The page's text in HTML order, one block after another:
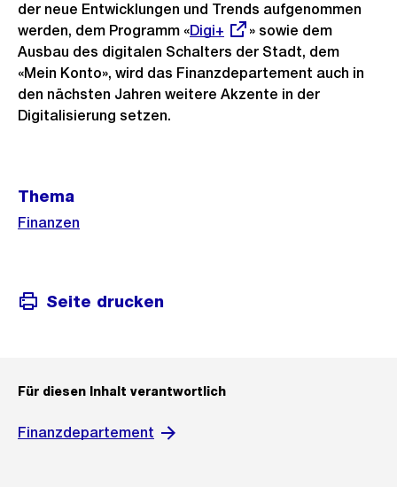
der neue Entwicklungen und Trends aufgenommen
werden, dem Programm «Externer
Link:
Digi+
» sowie dem
Ausbau des digitalen Schalters der Stadt, dem
«Mein Konto», wird das Finanzdepartement auch in
den nächsten Jahren weitere Akzente in der
Digitalisierung setzen.
Informationen
Thema
Finanzen
Seite drucken
Für diesen Inhalt verantwortlich
Finanzdepartement